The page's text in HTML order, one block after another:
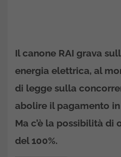
Il canone RAI grava
energia elettrica, al
di legge sulla
abolire il pagamento
Ma c’è la possibilità di
del 100%.